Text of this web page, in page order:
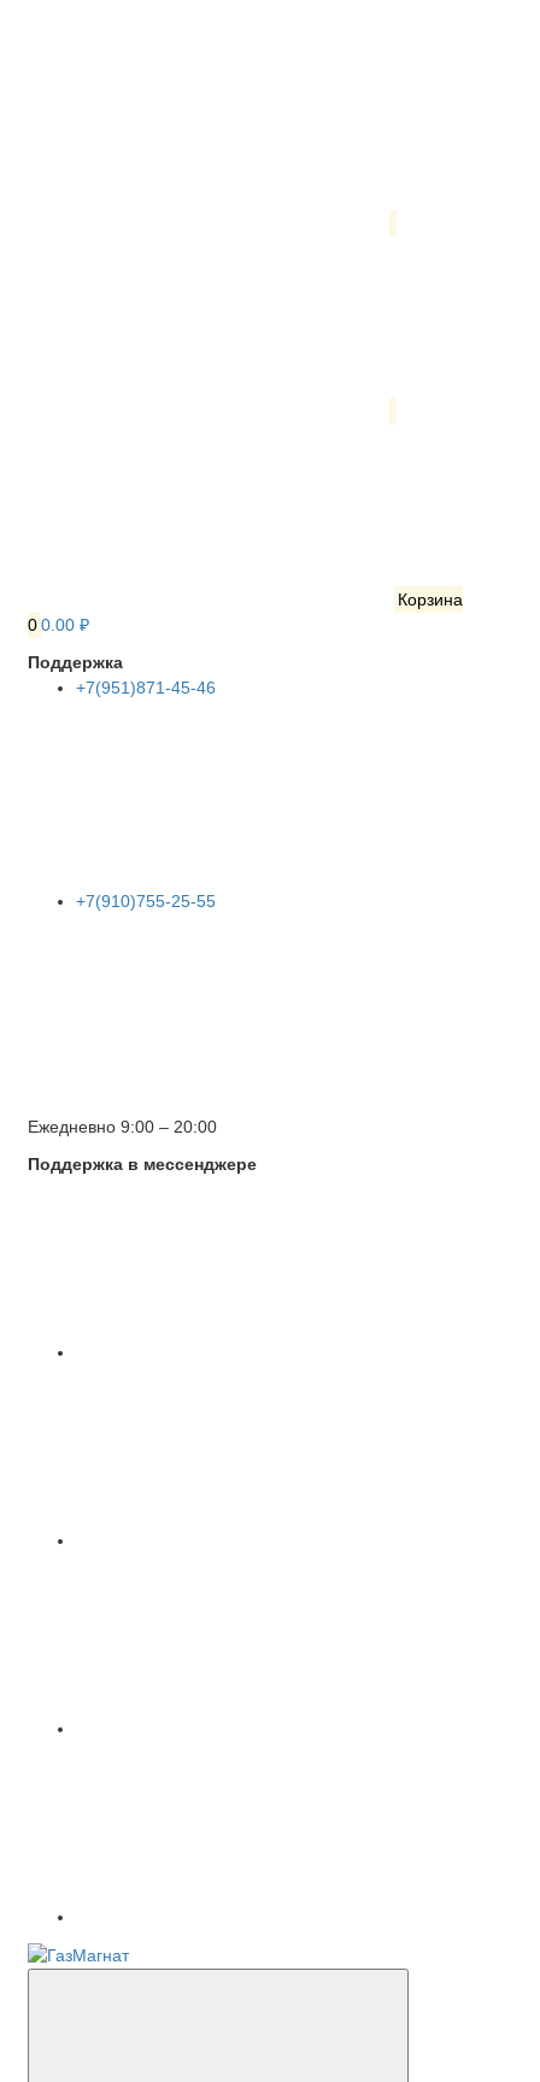
Корзина
00.00 ₽
Поддержка
+7(951)871-45-46
+7(910)755-25-55
Ежедневно 9:00 – 20:00
Поддержка в мессенджере